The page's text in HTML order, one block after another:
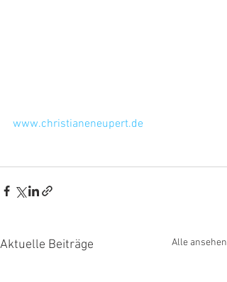
www.christianeneupert.de
Aktuelle Beiträge Alle ansehen